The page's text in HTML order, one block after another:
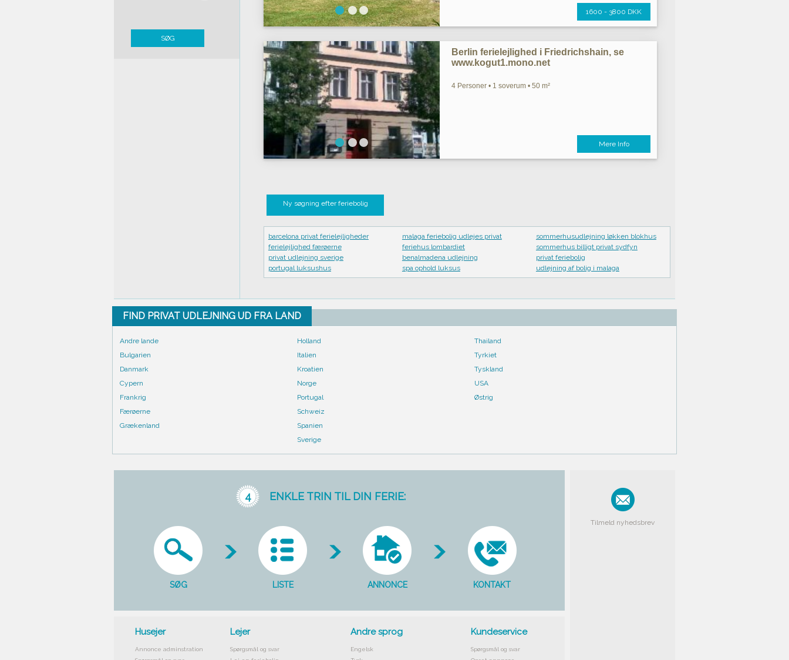
1600 - 3800 DKK
Berlin ferielejlighed i Friedrichshain, se
www.kogut1.mono.net
4 Personer • 1 soverum • 50 m²
Mere Info
Ny søgning efter feriebolig
barcelona privat ferielejligheder
ferielejlighed færøerne
privat udlejning sverige
portugal luksushus
malaga feriebolig udlejes privat
feriehus lombardiet
benalmadena udlejning
spa ophold luksus
sommerhusudlejning løkken blokhus
sommerhus billigt privat sydfyn
privat feriebolig
udlejning af bolig i malaga
SØG
FIND PRIVAT UDLEJNING UD FRA LAND
Andre lande
Bulgarien
Danmark
Cypern
Frankrig
Færøerne
Grækenland
Holland
Italien
Kroatien
Norge
Portugal
Schweiz
Spanien
Sverige
Thailand
Tyrkiet
Tyskland
USA
Østrig
4 ENKLE TRIN TIL DIN FERIE:
SØG LISTE ANNONCE KONTAKT
Husejer
Annonce adminstration
Lejer
Spørgsmål og svar
Andre sprog
Engelsk
Kundeservice
Spørgsmål og svar
Tilmeld nyhedsbrev